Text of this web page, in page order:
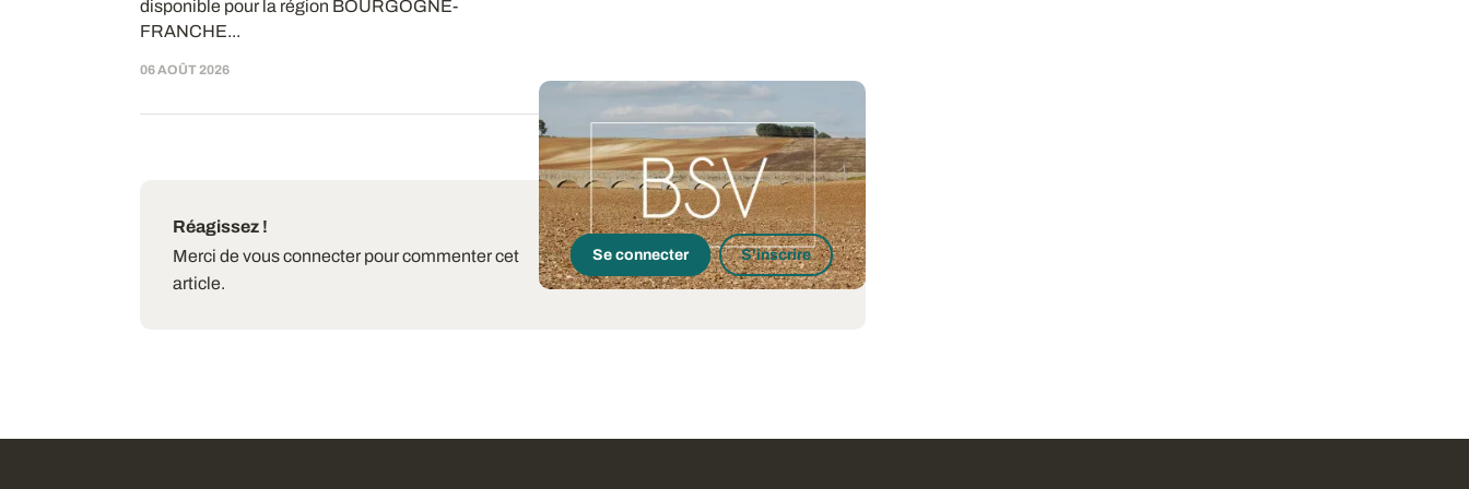
disponible pour la région BOURGOGNE-
FRANCHE...
06 AOÛT 2026
Réagissez !
Merci de vous connecter pour commenter cet
article.
Se connecter S'inscrire